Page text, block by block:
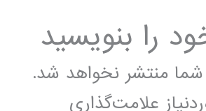
را بنویسید
شما منتشر نخواهد شد.
علامت‌گذاری